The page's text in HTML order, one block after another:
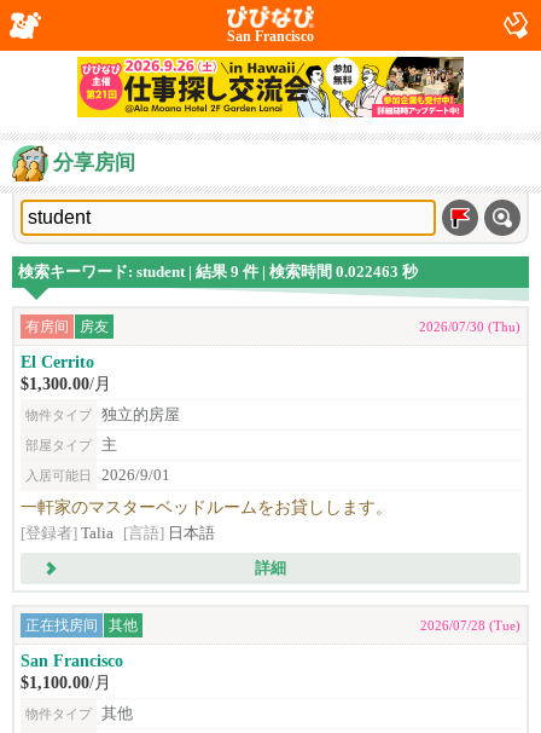
San Francisco
分享房间
検索キーワード: student | 結果 9 件 | 検索時間 0.022463 秒
有房间 房友 2026/07/30 (Thu)
El Cerrito
$1,300.00/月
物件タイプ 独立的房屋
部屋タイプ 主
入居可能日 2026/9/01
一軒家のマスターベッドルームをお貸しします。
[登録者] Talia [言語] 日本語
詳細
正在找房间 其他 2026/07/28 (Tue)
San Francisco
$1,100.00/月
物件タイプ 其他